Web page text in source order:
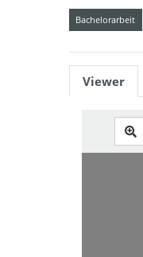
Bachelorarbeit
Viewer